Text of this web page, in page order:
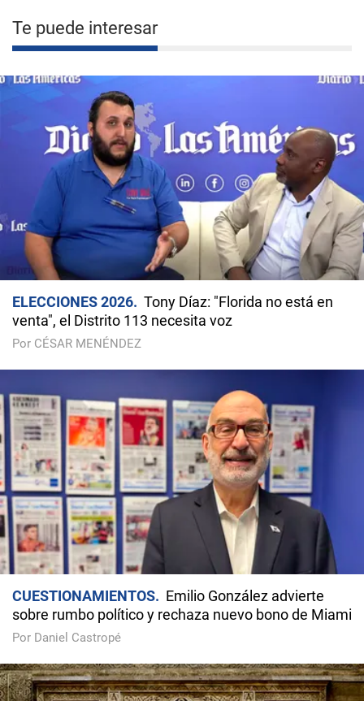
Te puede interesar
ELECCIONES 2026
Tony Díaz: "Florida no está en
venta", el Distrito 113 necesita voz
Por CÉSAR MENÉNDEZ
CUESTIONAMIENTOS
Emilio González advierte
sobre rumbo político y rechaza nuevo bono de Miami
Por Daniel Castropé